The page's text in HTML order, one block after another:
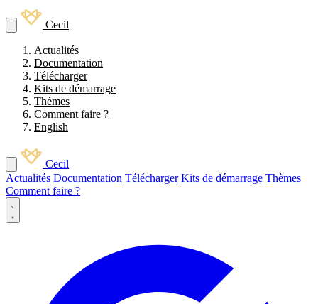
Cecil
Actualités
Documentation
Télécharger
Kits de démarrage
Thèmes
Comment faire ?
English
Cecil
Actualités Documentation Télécharger Kits de démarrage Thèmes
Comment faire ?